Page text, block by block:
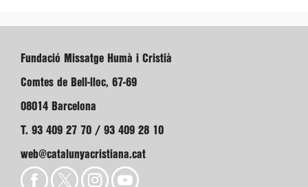
Fundació Missatge Humà i Cristià
Comtes de Bell-lloc, 67-69
08014 Barcelona
T. 93 409 27 70 / 93 409 28 10
web@catalunyacristiana.cat